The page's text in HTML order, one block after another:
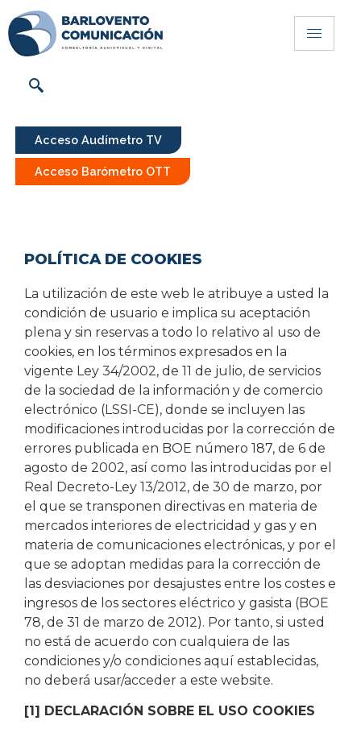
Acceso Audímetro TV
Acceso Barómetro OTT
POLÍTICA DE COOKIES
La utilización de este web le atribuye a usted la
condición de usuario e implica su aceptación
plena y sin reservas a todo lo relativo al uso de
cookies, en los términos expresados en la
vigente Ley 34/2002, de 11 de julio, de servicios
de la sociedad de la información y de comercio
electrónico (LSSI-CE), donde se incluyen las
modificaciones introducidas por la corrección de
errores publicada en BOE número 187, de 6 de
agosto de 2002, así como las introducidas por el
Real Decreto-Ley 13/2012, de 30 de marzo, por
el que se transponen directivas en materia de
mercados interiores de electricidad y gas y en
materia de comunicaciones electrónicas, y por el
que se adoptan medidas para la corrección de
las desviaciones por desajustes entre los costes e
ingresos de los sectores eléctrico y gasista (BOE
78, de 31 de marzo de 2012). Por tanto, si usted
no está de acuerdo con cualquiera de las
condiciones y/o condiciones aquí establecidas,
no deberá usar/acceder a este website.
[1] DECLARACIÓN SOBRE EL USO COOKIES